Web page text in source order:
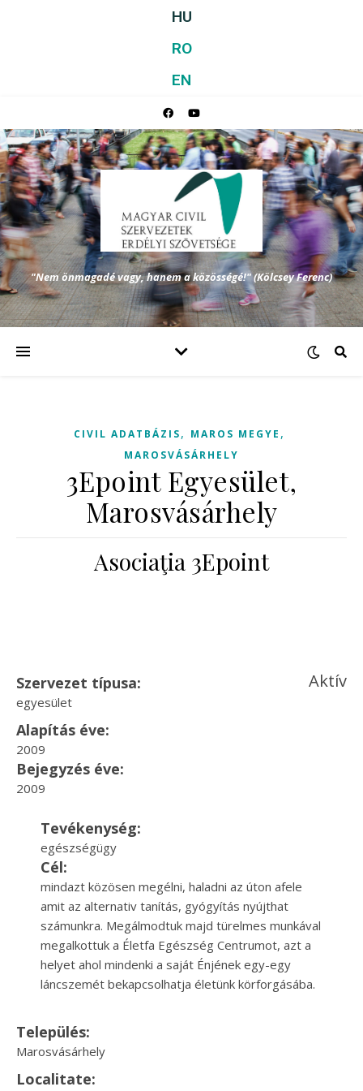
HU
RO
EN
"Nem önmagadé vagy, hanem a közösségé!" (Kölcsey Ferenc)
CIVIL ADATBÁZIS, MAROS MEGYE ,
MAROSVÁSÁRHELY
3Epoint Egyesület,
Marosvásárhely
Asociaţia 3Epoint
Szervezet típusa:
egyesület
Aktív
Alapítás éve:
2009
Bejegyzés éve:
2009
Tevékenység:
egészségügy
Cél:
mindazt közösen megélni, haladni az úton afele
amit az alternativ tanítás, gyógyítás nyújthat
számunkra. Megálmodtuk majd türelmes munkával
megalkottuk a Életfa Egészség Centrumot, azt a
helyet ahol mindenki a saját Énjének egy-egy
láncszemét bekapcsolhatja életünk körforgásába.
Település:
Marosvásárhely
Localitate: